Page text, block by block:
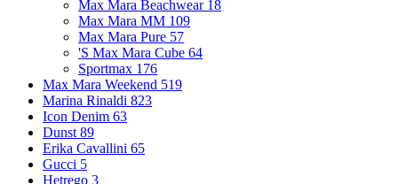
Max Mara Beachwear 18
Max Mara MM 109
Max Mara Pure 57
'S Max Mara Cube 64
Sportmax 176
Max Mara Weekend 519
Marina Rinaldi 823
Icon Denim 63
Dunst 89
Erika Cavallini 65
Gucci 5
Hetrego 3